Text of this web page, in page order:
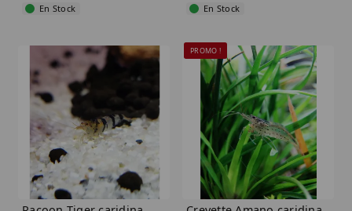
En Stock En Stock
PROMO !